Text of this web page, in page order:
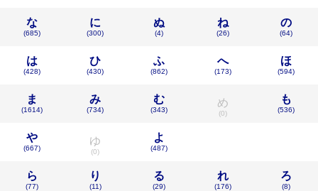
な
(685)
に
(300)
ぬ
(4)
ね
(26)
の
(64)
は
(428)
ひ
(430)
ふ
(862)
へ
(173)
ほ
(594)
ま
(1614)
み
(734)
む
(343)
め
(0)
も
(536)
や
(667)
ゆ
(0)
よ
(487)
ら
(77)
り
(11)
る
(29)
れ
(176)
ろ
(8)